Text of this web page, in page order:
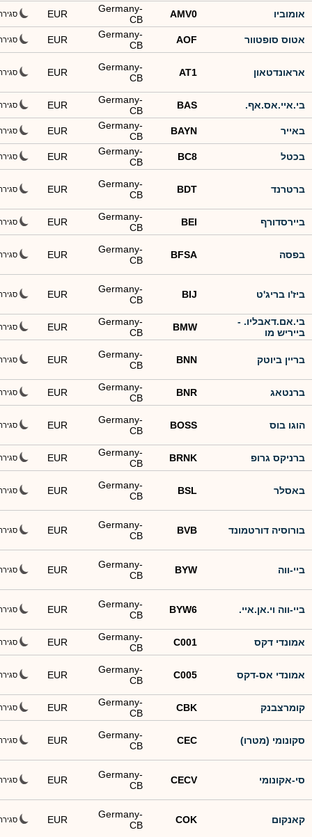
אומוביו AMV0
Germany-
CB
EUR
אטוס סופטוור AOF
Germany-
CB
EUR
אראונדטאון AT1
Germany-
CB
EUR
בי.איי.אס.אף. BAS
Germany-
CB
EUR
באייר BAYN
Germany-
CB
EUR
בכטל BC8
Germany-
CB
EUR
ברטרנד BDT
Germany-
CB
EUR
ביירסדורף BEI
Germany-
CB
EUR
בפסה BFSA
Germany-
CB
EUR
ביז'ו בריג'ט BIJ
Germany-
CB
EUR
בי.אם.דאבליו. -
בייריש מו
BMW
Germany-
CB
EUR
בריין ביוטק BNN
Germany-
CB
EUR
ברנטאג BNR
Germany-
CB
EUR
הוגו בוס BOSS
Germany-
CB
EUR
ברניקס גרופ BRNK
Germany-
CB
EUR
באסלר BSL
Germany-
CB
EUR
בורוסיה דורטמונד BVB
Germany-
CB
EUR
ביי-ווה BYW
Germany-
CB
EUR
ביי-ווה וי.אן.איי. BYW6
Germany-
CB
EUR
אמונדי דקס C001
Germany-
CB
EUR
אמונדי אס-דקס C005
Germany-
CB
EUR
קומרצבנק CBK
Germany-
CB
EUR
סקונומי (מטרו) CEC
Germany-
CB
EUR
סי-אקונומי CECV
Germany-
CB
EUR
קאנקום COK
Germany-
CB
EUR